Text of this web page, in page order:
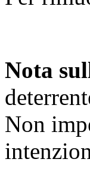
Nota
Non